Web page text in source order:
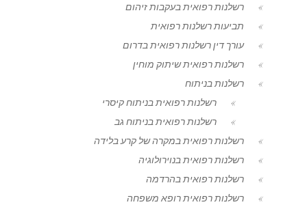
רשלנות רפואית בעקבות זיהום
תביעות רשלנות רפואית
עורך דין רשלנות רפואית בדרום
רשלנות רפואית שיתוק מוחין
רשלנות בניתוח
רשלנות רפואית בניתוח קיסרי
רשלנות רפואית בניתוח גב
רשלנות רפואית במקרה של קרע בלידה
רשלנות רפואית בנוירולוגיה
רשלנות רפואית בהרדמה
רשלנות רפואית רופא משפחה